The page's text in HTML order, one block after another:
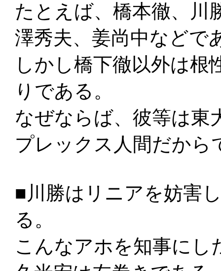
たとえば、橋本徹、川
澤秀夫、姜尚中などで
しかし橋下徹以外は根
りである。
なぜならば、彼等は東
プレックス人間だから
■川勝はリニアを妨害
る。
こんなアホを知事にし